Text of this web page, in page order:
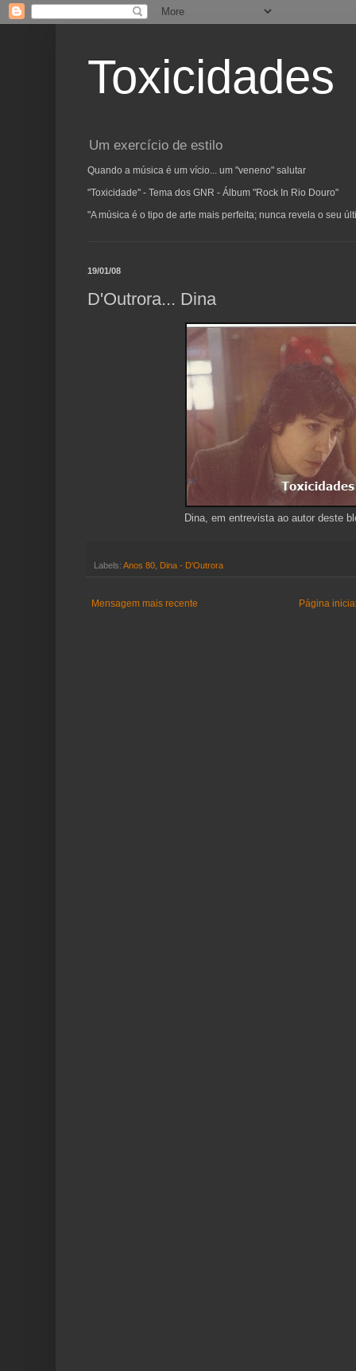
Toxicidades
Um exercício de estilo
Quando a música é um vício... um "veneno" salutar
"Toxicidade" - Tema dos GNR - Álbum "Rock In Rio Douro"
"A música é o tipo de arte mais perfeita; nunca revela o seu
19/01/08
D'Outrora... Dina
Dina, em entrevista ao autor deste
Labels: Anos 80 Dina - D'Outrora
Mensagem mais recente Página